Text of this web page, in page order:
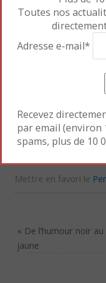
succéder et sa
Serani dans sa
A voir aussi: le
environnements
surprenantes
de Pierre Keller au
Mettre en favori le
« De l’humour noir
jaune
Toutes nos
Adresse e-mail*
Recevez
par email (environ
spams, plus de 10